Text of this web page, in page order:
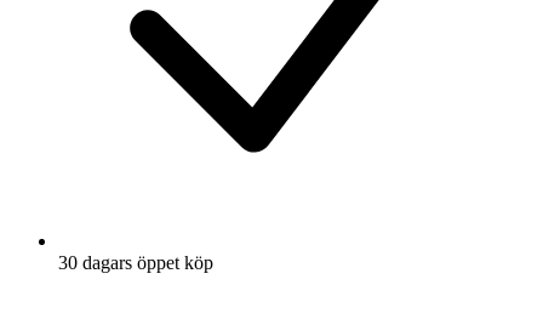
30 dagars öppet köp